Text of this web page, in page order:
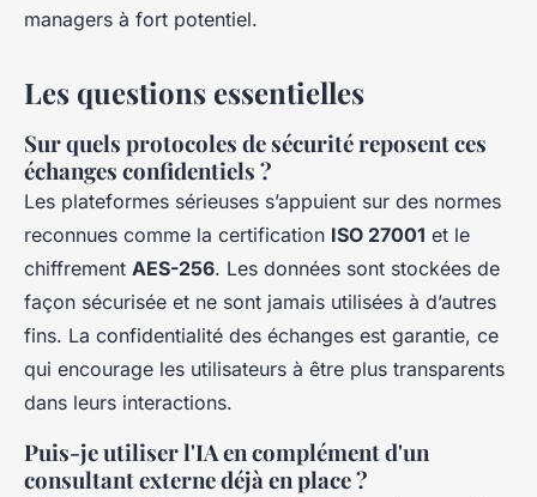
managers à fort potentiel.
Les questions essentielles
Sur quels protocoles de sécurité reposent ces
échanges confidentiels ?
Les plateformes sérieuses s’appuient sur des normes
reconnues comme la certification ISO 27001 et le
chiffrement AES-256. Les données sont stockées de
façon sécurisée et ne sont jamais utilisées à d’autres
fins. La confidentialité des échanges est garantie, ce
qui encourage les utilisateurs à être plus transparents
dans leurs interactions.
Puis-je utiliser l'IA en complément d'un
consultant externe déjà en place ?